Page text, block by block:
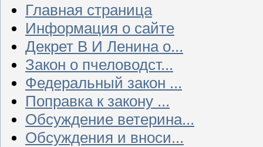
Главная страница
Информация о сайте
Декрет В И Ленина о...
Закон о пчеловодст...
Федеральный закон ...
Поправка к закону ...
Обсуждение ветерина...
Обсуждения и вноси...